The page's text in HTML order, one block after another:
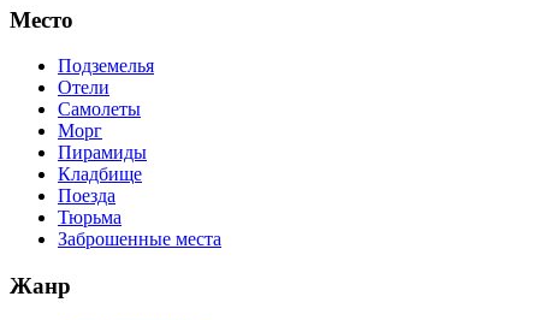
Место
Подземелья
Отели
Самолеты
Морг
Пирамиды
Кладбище
Поезда
Тюрьма
Заброшенные места
Жанр